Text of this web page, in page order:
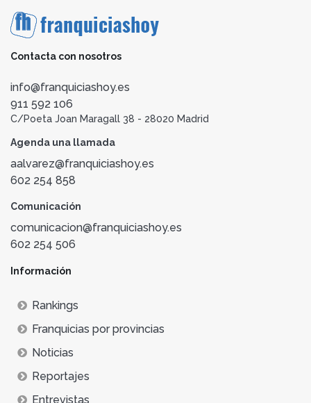
Contacta con nosotros
info@franquiciashoy.es
911 592 106
C/Poeta Joan Maragall 38 - 28020 Madrid
Agenda una llamada
aalvarez@franquiciashoy.es
602 254 858
Comunicación
comunicacion@franquiciashoy.es
602 254 506
Información
Rankings
Franquicias por provincias
Noticias
Reportajes
Entrevistas